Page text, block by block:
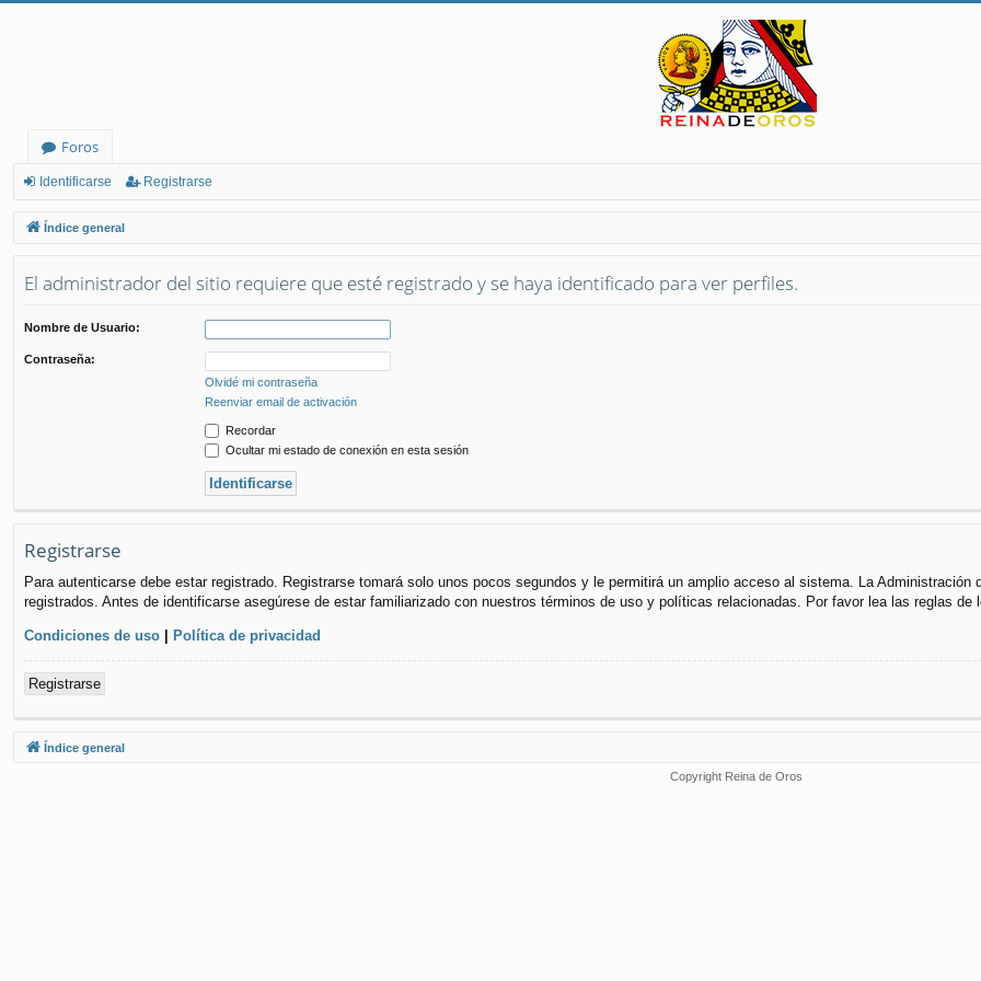
Foros
Identificarse Registrarse
Índice general
El administrador del sitio requiere que esté registrado y se haya identificado para ver perfiles.
Nombre de Usuario:
Contraseña:
Olvidé mi contraseña
Reenviar email de activación
Recordar
Ocultar mi estado de conexión en esta sesión
Registrarse
Para autenticarse debe estar registrado. Registrarse tomará solo unos pocos segundos y le permitirá un amplio acceso al sistema. La
registrados. Antes de identificarse asegúrese de estar familiarizado con nuestros términos de uso y políticas relacionadas. Por favor lea las reglas de
Condiciones de uso | Política de privacidad
Registrarse
Índice general
Copyright Reina de Oros